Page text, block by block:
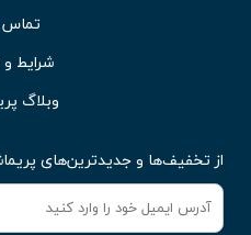
تماس
شرایط
وبلاگ
از تخفیف‌ها و جدیدترین‌های